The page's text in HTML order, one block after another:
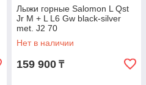
Лыжи горные Salomon L Qst
Jr M + L L6 Gw black-silver
met. J2 70
Нет в наличии
159 900 ₸